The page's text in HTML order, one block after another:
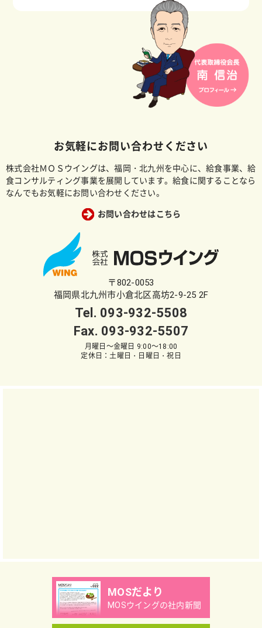
お気軽にお問い合わせください
株式会社ＭＯＳウイングは、福岡・北九州を中心に、給食事業、給
食コンサルティング事業を展開しています。給食に関することなら
なんでもお気軽にお問い合わせください。
お問い合わせはこちら
〒802-0053
福岡県北九州市小倉北区高坊2-9-25 2F
Tel. 093-932-5508
Fax. 093-932-5507
月曜日～金曜日 9:00～18:00
定休日：土曜日・日曜日・祝日
MOSだより
MOSウイングの社内新聞